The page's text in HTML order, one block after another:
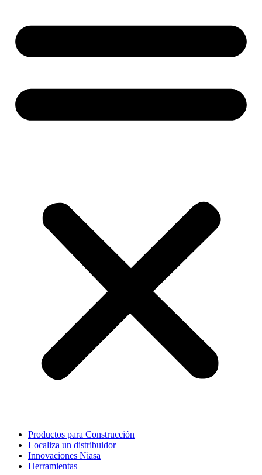
Productos para Construcción
Localiza un distribuidor
Innovaciones Niasa
Herramientas